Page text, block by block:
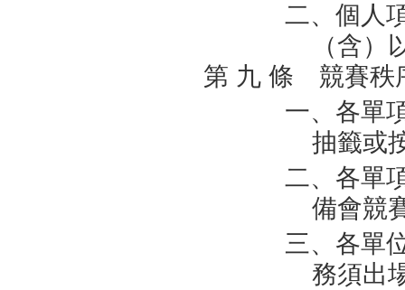
二、個人
（含）
第 九 條 競賽秩
一、各單
抽籤或
二、各單
備會競
三、各單
務須出